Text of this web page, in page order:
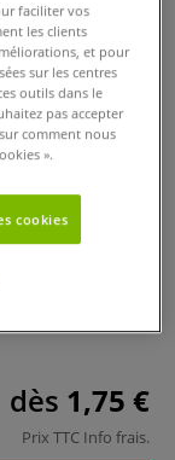
Classic
idéale pour
dès 1,75 €
Prix TTC Info frais.
faciliter vos
les clients
et pour
sur les centres
outils dans le
pas accepter
comment nous
».
cookies